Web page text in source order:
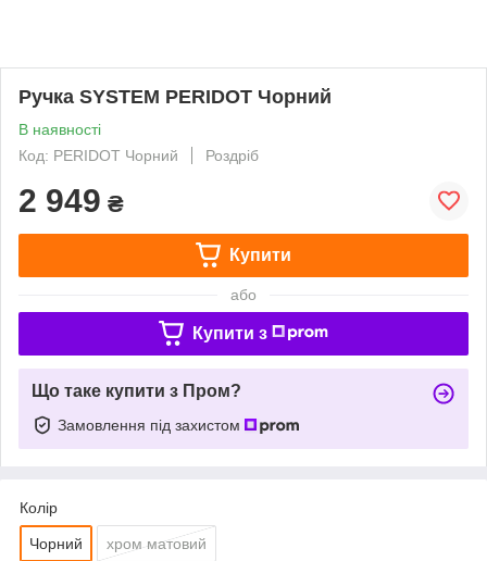
Ручка SYSTEM PERIDOT Чорний
В наявності
Код: PERIDOT Чорний
Роздріб
2 949 ₴
Купити
або
Купити з
Що таке купити з Пром?
Замовлення під захистом
Колір
Чорний хром матовий